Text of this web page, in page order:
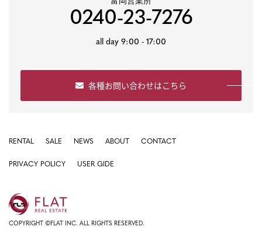
0240-23-7276
all day 9:00 - 17:00
各種お問い合わせはこちら
RENTAL SALE NEWS ABOUT CONTACT
PRIVACY POLICY USER GIDE
COPYRIGHT ©FLAT INC. ALL RIGHTS RESERVED.